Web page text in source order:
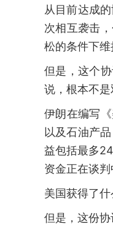
从目前达成
次相互袭击
松的条件下
但是，这个
说，根本不
伊朗在编写
以及石油产
益包括最多
资金正在谈
美国获得了
但是，这份